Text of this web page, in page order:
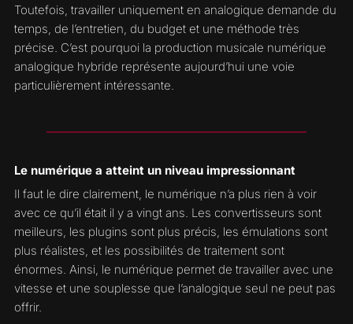
Toutefois, travailler uniquement en analogique demande du
temps, de l’entretien, du budget et une méthode très
précise. C’est pourquoi la production musicale numérique
analogique hybride représente aujourd’hui une voie
particulièrement intéressante.
Le numérique a atteint un niveau impressionnant
Il faut le dire clairement, le numérique n’a plus rien à voir
avec ce qu’il était il y a vingt ans. Les convertisseurs sont
meilleurs, les plugins sont plus précis, les émulations sont
plus réalistes, et les possibilités de traitement sont
énormes. Ainsi, le numérique permet de travailler avec une
vitesse et une souplesse que l’analogique seul ne peut pas
offrir.